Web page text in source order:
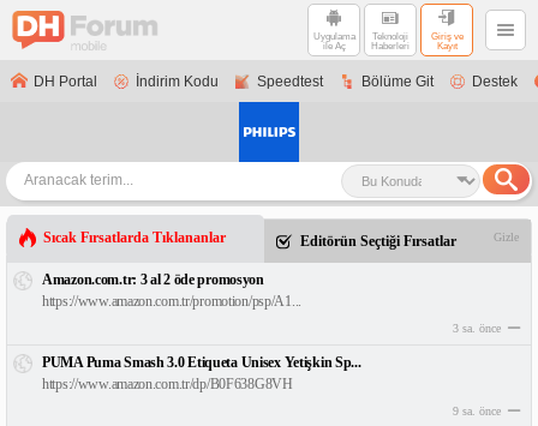
Uygulama
ile Aç
Teknoloji
Haberleri
Giriş ve
Kayıt
DH Portal İndirim Kodu Speedtest Bölüme Git Destek
Sıcak Fırsatlarda Tıklananlar Editörün Seçtiği Fırsatlar Gizle
Amazon.com.tr: 3 al 2 öde promosyon
https://www.amazon.com.tr/promotion/psp/A1...
3 sa. önce
PUMA Puma Smash 3.0 Etiqueta Unisex Yetişkin Sp...
https://www.amazon.com.tr/dp/B0F638G8VH
9 sa. önce